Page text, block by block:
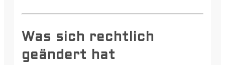
Was sich rechtlich
geändert hat